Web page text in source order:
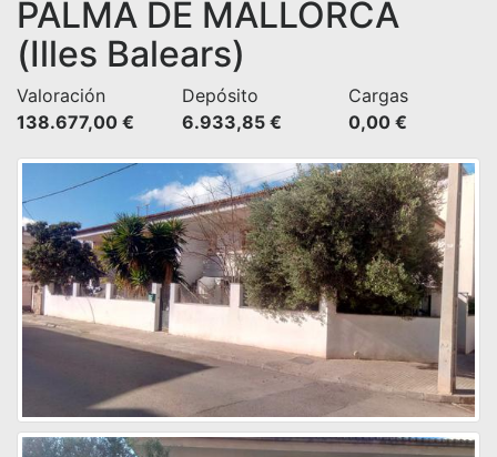
PALMA DE MALLORCA
(Illes Balears)
Valoración
138.677,00 €
Depósito
6.933,85 €
Cargas
0,00 €